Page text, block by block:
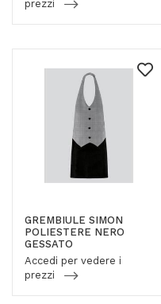
prezzi
GREMBIULE SIMON
POLIESTERE NERO
GESSATO
Accedi per vedere i
prezzi